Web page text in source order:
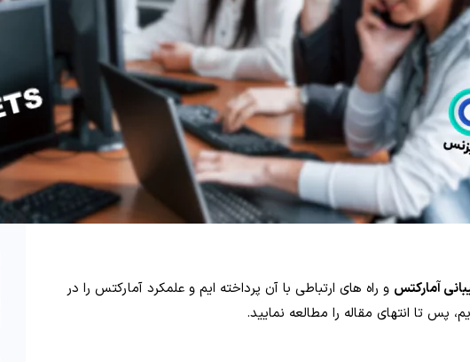
آمارکتس و راه های ارتباطی با آن پرداخته ایم و علمکرد آمارکتس را در
پس تا انتهای مقاله را مطالعه نمایید.